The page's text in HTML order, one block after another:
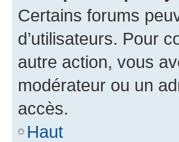
Certains forums
d’utilisateurs. Pour
autre action, vous
modérateur ou un
accès.
Haut